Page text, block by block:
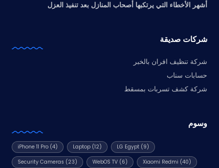
أشهر الأخطاء التي يرتكبها أصحاب المنازل بعد تنفيذ العزل
شركات صديقة
شركة تنظيف افران بالخبر
حسابات سناب
شركة كشف تسربات بمسقط
وسوم
iPhone 11 Pro (4) Laptop(12) LG Egypt(9)
Security Cameras (23) WebOS TV(6) Xiaomi Redmi (40)